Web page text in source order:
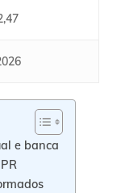
e banca